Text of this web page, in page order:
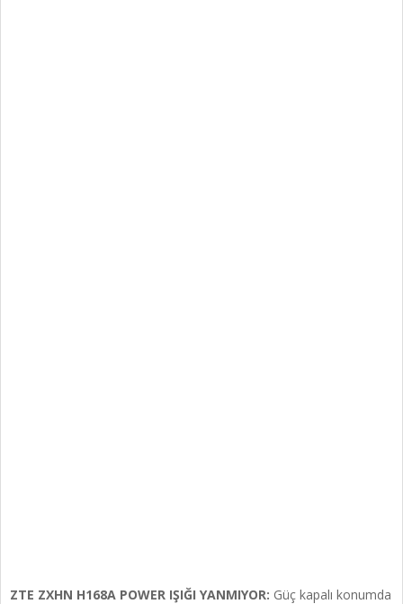
ZTE ZXHN H168A POWER IŞIĞI YANMIYOR: Güç kapalı konumda